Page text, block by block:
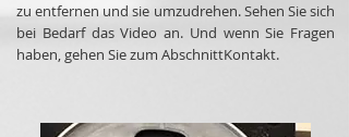
zu entfernen und sie umzudrehen. Sehen Sie sich
bei Bedarf das Video an. Und wenn Sie Fragen
haben, gehen Sie zum AbschnittKontakt.